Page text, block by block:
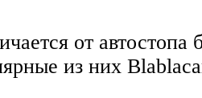
от
из них